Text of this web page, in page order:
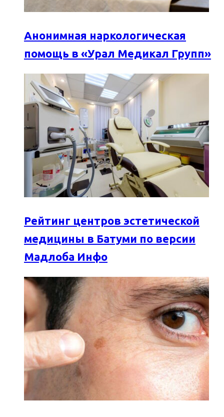
Анонимная наркологическая
помощь в «Урал Медикал Групп»
Рейтинг центров эстетической
медицины в Батуми по версии
Мадлоба Инфо